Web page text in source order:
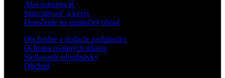
Ako nakupovať
Starostlivosť o kvety
Doručenie na smútočný obrad
Obchodné a dodacie podmienky
Ochrana osobných údajov
Sledovanie objednávky
Obchod